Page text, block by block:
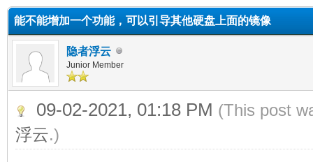
能不能增加一个功能，可以引导其他硬盘上面的镜像
隐者浮云
Junior Member
09-02-2021, 01:18 PM (This post
浮云.)